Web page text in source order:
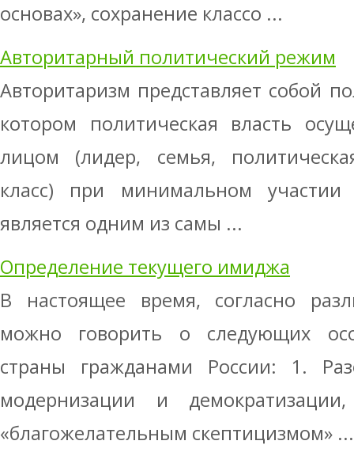
основах», сохранение классо ...
Авторитарный политический режим
Авторитаризм представляет собой
котором политическая власть
лицом (лидер, семья,
класс) при минимальном участии
является одним из самы ...
Определение текущего имиджа
В настоящее время, согласно
можно говорить о следующих
страны гражданами России: 1.
модернизации и
«благожелательным скептицизмом» ...